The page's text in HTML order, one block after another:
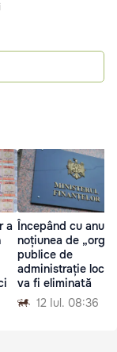
a Începând cu anul
noțiunea de
publice de
administrație
va fi eliminată
12 Iul. 08:36